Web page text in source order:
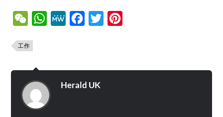
WeChatWhatsApp
MeWe Facebook
Twitter
工作
Herald UK